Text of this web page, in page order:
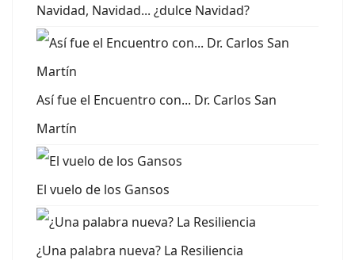
Navidad, Navidad... ¿dulce Navidad?
Así fue el Encuentro con... Dr. Carlos San
Martín
El vuelo de los Gansos
¿Una palabra nueva? La Resiliencia